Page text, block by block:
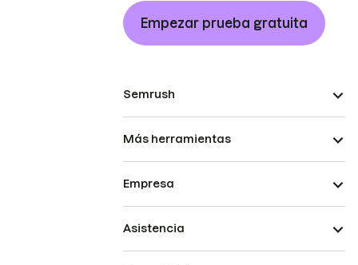
Empezar prueba gratuita
Semrush
Más herramientas
Empresa
Asistencia